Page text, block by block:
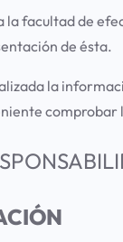
la facultad de
de ésta.
la